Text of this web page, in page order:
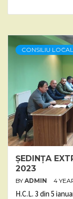
CONSILIU LOCAL
ȘEDINȚA
2023
BY ADMIN 4
H.C.L. 3 din 5